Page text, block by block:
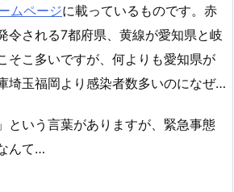
ムページに載っているものです。赤
令される7都府県、黄線が愛知県と岐
そこ多いですが、何よりも愛知県が
埼玉福岡より感染者数多いのになぜ…
という言葉がありますが、緊急事態
んて…